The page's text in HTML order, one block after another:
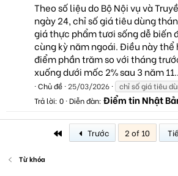
Theo số liệu do Bộ Nội vụ và
ngày 24, chỉ số giá tiêu dùng
giá thực phẩm tươi sống dễ biến
cùng kỳ năm ngoái. Điều này thể
điểm phần trăm so với tháng
xuống dưới mốc 2% sau 3 năm
Chủ đề 25/03/2026 chỉ số giá tiêu
Trả lời: 0 Diễn đàn: Điểm tin Nhật
Trước 2 of 10
Từ khóa